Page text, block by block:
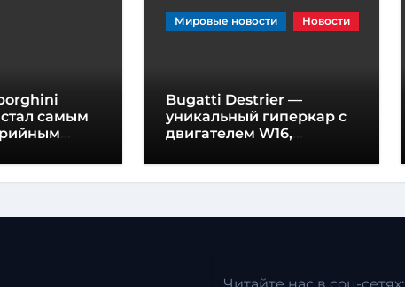
самым
Мировые новости Новости
Bugatti Destrier —
уникальный гиперкар с
двигателем W16,
лошадиных сил и
высотой всего один метр